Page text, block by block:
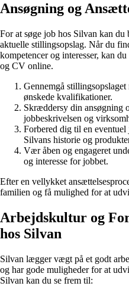
Ansøgning og
For at søge job hos Silvan kan du
aktuelle stillingsopslag. Når du
kompetencer og interesser, kan
og CV online.
Gennemgå
ønskede kvalifikationer.
Skræddersy din ansøgning
jobbeskrivelsen og
Forbered dig til en
Silvans historie og
Vær åben og engageret
og interesse for jobbet.
Efter en vellykket
familien og få mulighed for at
Arbejdskultur og
hos Silvan
Silvan lægger vægt på et godt
og har gode muligheder for at
Silvan kan du se frem til: